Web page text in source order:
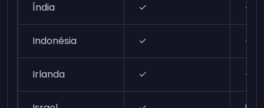
Índia ✓ ✓
Indonésia ✓ ✓
Irlanda ✓ ✓